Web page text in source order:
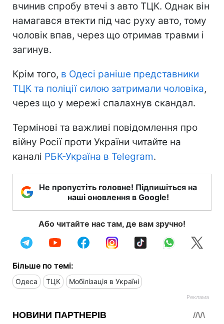
вчинив спробу втечі з авто ТЦК. Однак він
намагався втекти під час руху авто, тому
чоловік впав, через що отримав травми і
загинув.
Крім того, в Одесі раніше представники
ТЦК та поліції силою затримали чоловіка,
через що у мережі спалахнув скандал.
Термінові та важливі повідомлення про
війну Росії проти України читайте на
каналі РБК-Україна в Telegram.
Не пропустіть головне! Підпишіться на
наші оновлення в Google!
Або читайте нас там, де вам зручно!
Більше по темі:
Одеса ТЦК Мобілізація в Україні